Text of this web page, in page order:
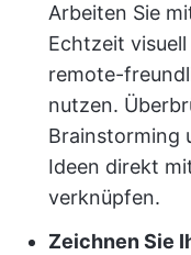
Arbeiten Sie
Echtzeit
remote-
nutzen.
Brainstorming
Ideen direkt
verknüpfen.
Zeichnen Sie